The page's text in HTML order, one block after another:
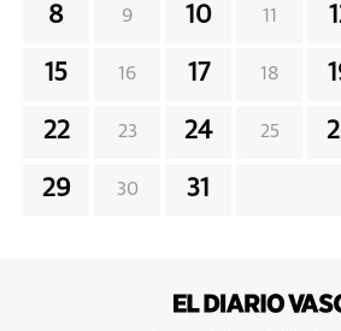
8 9 10 11
15 16 17 18
22 23 24 25
29 30 31